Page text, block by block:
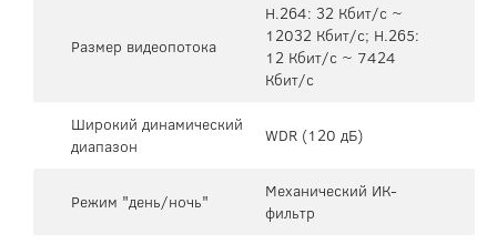
Размер видеопотока
H.264: 32 Кбит/с ~
12032 Кбит/с; H.265:
12 Кбит/с ~ 7424
Кбит/с
Широкий динамический
диапазон
WDR (120 дБ)
Режим "день/ночь"
Механический ИК-
фильтр